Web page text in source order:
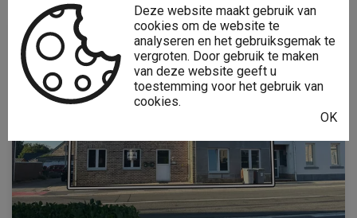
Deze website maakt gebruik van
cookies om de website te
analyseren en het gebruiksgemak te
vergroten. Door gebruik te maken
van deze website geeft u
toestemming voor het gebruik van
cookies.
OK